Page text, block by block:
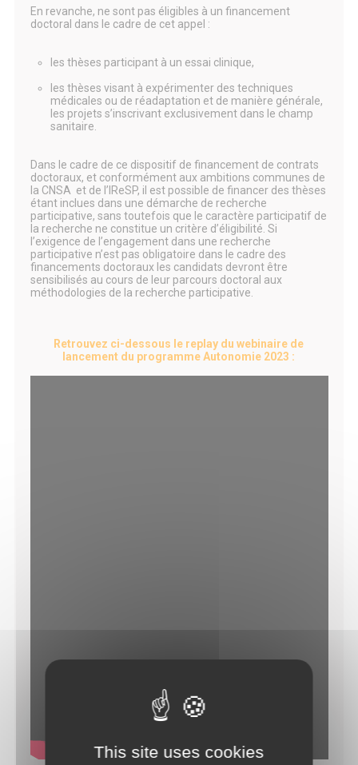
En revanche, ne sont pas éligibles à un financement
doctoral dans le cadre de cet appel :
les thèses participant à un essai clinique,
les thèses visant à expérimenter des techniques
médicales ou de réadaptation et de manière générale,
les projets s’inscrivant exclusivement dans le champ
sanitaire.
Dans le cadre de ce dispositif de financement de contrats
doctoraux, et conformément aux ambitions communes de
la CNSA et de l’IReSP, il est possible de financer des thèses
étant inclues dans une démarche de recherche
participative, sans toutefois que le caractère participatif de
la recherche ne constitue un critère d’éligibilité. Si
l’exigence de l’engagement dans une recherche
participative n’est pas obligatoire dans le cadre des
financements doctoraux les candidats devront être
sensibilisés au cours de leur parcours doctoral aux
méthodologies de la recherche participative.
Retrouvez ci-dessous le replay du webinaire de
lancement du programme Autonomie 2023 :
This site uses cookies